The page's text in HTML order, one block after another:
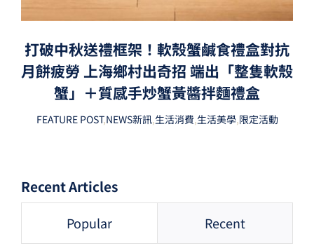
打破中秋送禮框架！軟殼蟹鹹食禮盒對抗
月餅疲勞 上海鄉村出奇招 端出「整隻軟殼
蟹」＋質感手炒蟹黃醬拌麵禮盒
FEATURE POST,NEWS新訊,生活消費,生活美學,限定活動
Recent Articles
Popular Recent